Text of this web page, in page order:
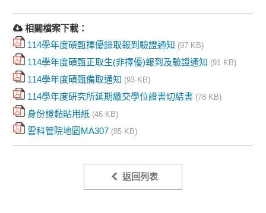
相關檔案下載：
114學年度碩甄擇優錄取報到驗證通知 (97 KB)
114學年度碩甄正取生(非擇優)報到及驗證通知 (91 KB)
114學年度碩甄備取通知 (93 KB)
114學年度研究所延期繳交學位證書切結書 (78 KB)
身份證黏貼用紙 (46 KB)
雲科管院地圖MA307 (85 KB)
返回列表